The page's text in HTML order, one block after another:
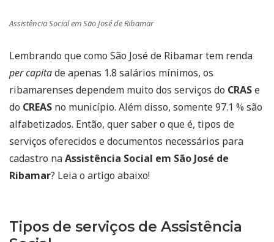
Assistência Social em São José de Ribamar
Lembrando que como São José de Ribamar tem renda
per capitade apenas 1.8 salários mínimos, os
ribamarenses dependem muito dos serviços do CRASe
do CREAS no município. Além disso, somente 97.1 % são
alfabetizados. Então, quer saber o que é, tipos de
serviços oferecidos e documentos necessários para
cadastro naAssistência Social em São José de
Ribamar? Leia o artigo abaixo!
Tipos de serviços de Assistência